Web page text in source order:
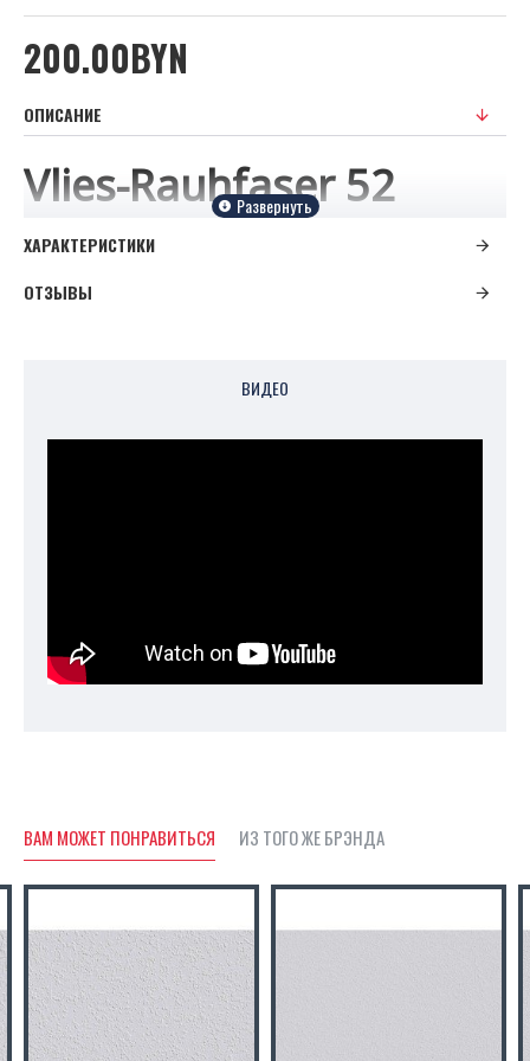
200.00BYN
ОПИСАНИЕ
Vlies-Rauhfaser 52
Классическая структура
Эти обои Флиз-Рауфазер созданы
творческого оформления
антивандальными свойствами и
устойчива к бытовому истиранию.
Клеятся без пропитки
Скрывают трещины и
препятствуют их образованию
Устойчивые к бытовому
истиранию
ХАРАКТЕРИСТИКИ
ОТЗЫВЫ
ВИДЕО
ВАМ МОЖЕТ ПОНРАВИТЬСЯ ИЗ ТОГО ЖЕ БРЭНДА